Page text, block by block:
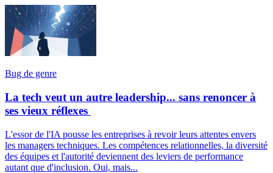
Bug de genre
La tech veut un autre leadership... sans renoncer à
ses vieux réflexes
L'essor de l'IA pousse les entreprises à revoir leurs attentes envers
les managers techniques. Les compétences relationnelles, la diversité
des équipes et l'autorité deviennent des leviers de performance
autant que d'inclusion. Oui, mais...